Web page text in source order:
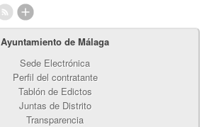
Ayuntamiento de Málaga
Sede Electrónica
Perfil del contratante
Tablón de Edictos
Juntas de Distrito
Transparencia